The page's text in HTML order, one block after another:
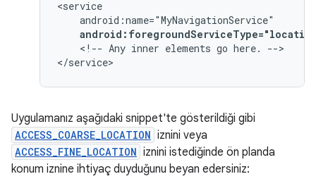
<!-- Any inner elements go here.
-->
</service>
Uygulamanız aşağıdaki snippet'te gösterildiği gibi
ACCESS_COARSE_LOCATION iznini veya
ACCESS_FINE_LOCATION iznini istediğinde ön planda
konum iznine ihtiyaç duyduğunu beyan edersiniz: